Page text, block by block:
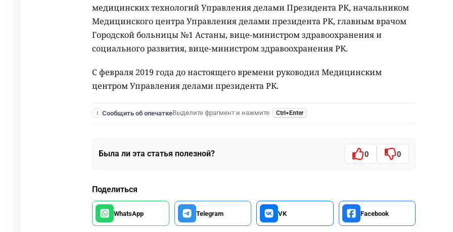
медицинских технологий Управления делами Президента РК, начальником
Медицинского центра Управления делами президента РК, главным врачом
Городской больницы №1 Астаны, вице-министром здравоохранения и
социального развития, вице-министром здравоохранения РК.
С февраля 2019 года до настоящего времени руководил Медицинским
центром Управления делами президента РК.
I Сообщить об опечаткеВыделите фрагмент и нажмите Ctrl+Enter
Была ли эта статья полезной? 0 0
Поделиться
WhatsApp Telegram VK Facebook